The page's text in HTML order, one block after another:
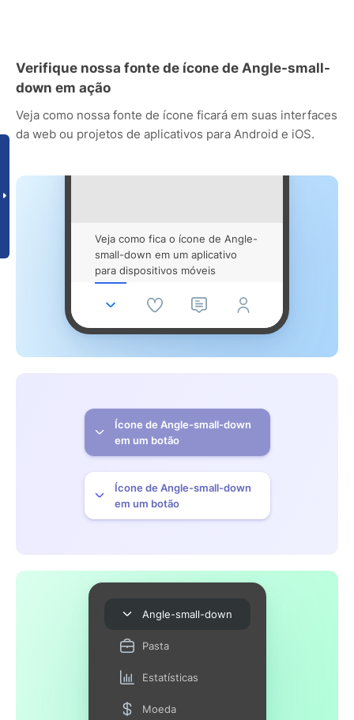
Verifique nossa fonte de ícone de Angle-small-
down em ação
Veja como nossa fonte de ícone ficará em suas interfaces
da web ou projetos de aplicativos para Android e iOS.
Veja como fica o ícone de Angle-
small-down em um aplicativo
para dispositivos móveis
Ícone de Angle-small-down
em um botão
Ícone de Angle-small-down
em um botão
Angle-small-down
Pasta
Estatísticas
Moeda